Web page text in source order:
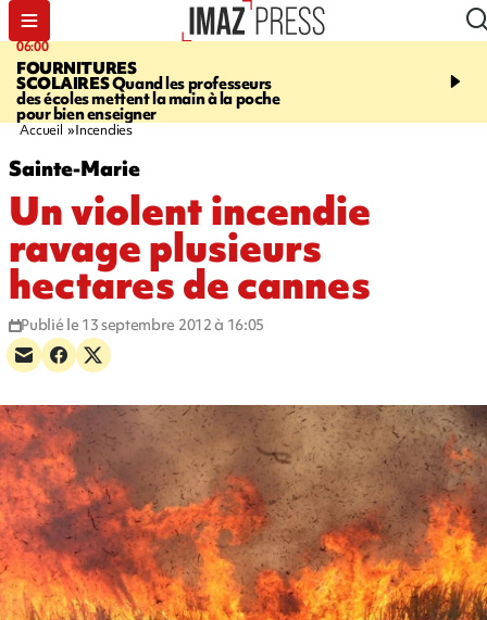
06:00
FOURNITURES
SCOLAIRESQuand les professeurs
des écoles mettent la main à la poche
pour bien enseigner
08:37
La flamme
Accueil Incendies
Sainte-Marie
Un violent incendie
ravage plusieurs
hectares de cannes
Publié le 13 septembre 2012 à 16:05